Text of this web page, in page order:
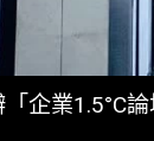
企業1.5°C